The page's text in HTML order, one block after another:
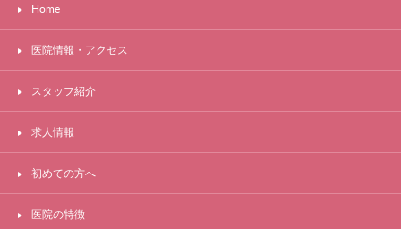
Home
医院情報・アクセス
スタッフ紹介
求人情報
初めての方へ
医院の特徴